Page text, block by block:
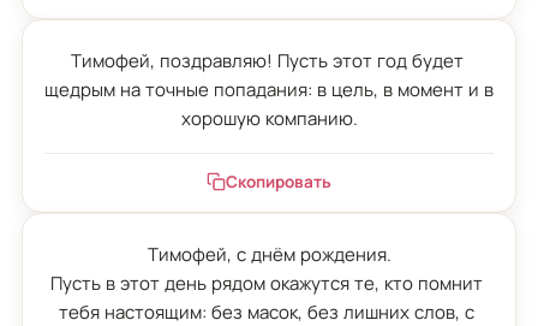
Тимофей, поздравляю! Пусть этот год будет
щедрым на точные попадания: в цель, в момент и в
хорошую компанию.
Скопировать
Тимофей, с днём рождения.
Пусть в этот день рядом окажутся те, кто помнит
тебя настоящим: без масок, без лишних слов, с